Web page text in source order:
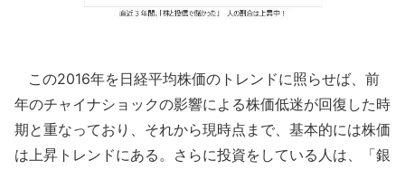
この2016年を日経平均株価のトレンドに照らせば、前
年のチャイナショックの影響による株価低迷が回復した時
期と重なっており、それから現時点まで、基本的には株価
は上昇トレンドにある。さらに投資をしている人は、「銀